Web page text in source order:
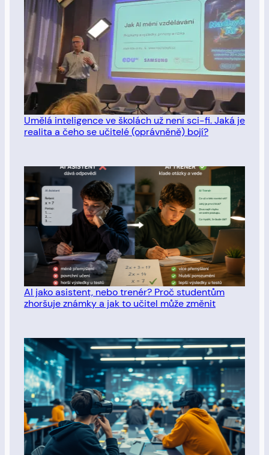
Umělá inteligence ve školách už není sci-fi. Jaká je
realita a čeho se učitelé (oprávněně) bojí?
AI jako asistent, nebo trenér? Proč studentům
zhoršuje známky a jak to učitel může změnit